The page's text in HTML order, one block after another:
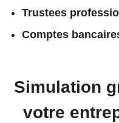
Trustees
Comptes
Simulation
votre